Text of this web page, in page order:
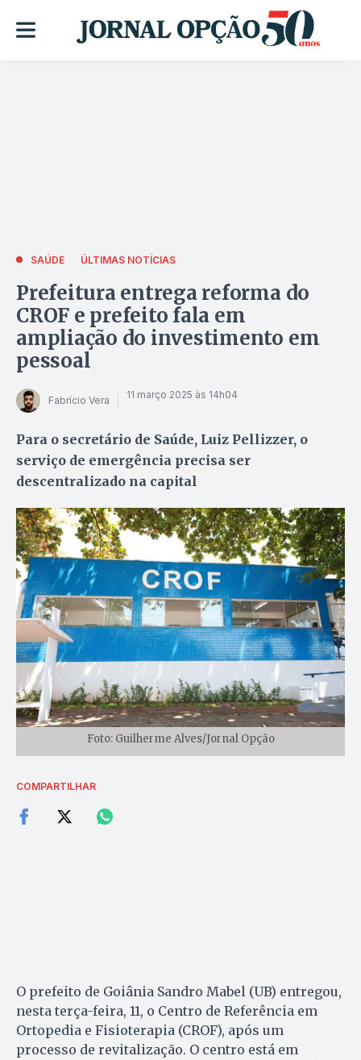
SAÚDE ÚLTIMAS NOTÍCIAS
Prefeitura entrega reforma do
CROF e prefeito fala em
ampliação do investimento em
pessoal
Fabrício Vera 11 março 2025 às 14h04
Para o secretário de Saúde, Luiz Pellizzer, o
serviço de emergência precisa ser
descentralizado na capital
Foto: Guilherme Alves/Jornal Opção
COMPARTILHAR
O prefeito de Goiânia Sandro Mabel (UB) entregou,
nesta terça-feira, 11, o Centro de Referência em
Ortopedia e Fisioterapia (CROF), após um
processo de revitalização. O centro está em